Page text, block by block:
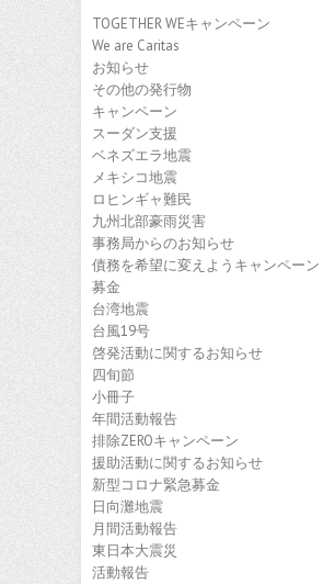
TOGETHER WEキャンペーン
We are Caritas
お知らせ
その他の発行物
キャンペーン
スーダン支援
ベネズエラ地震
メキシコ地震
ロヒンギャ難民
九州北部豪雨災害
事務局からのお知らせ
債務を希望に変えようキャンペーン
募金
台湾地震
台風19号
啓発活動に関するお知らせ
四旬節
小冊子
年間活動報告
排除ZEROキャンペーン
援助活動に関するお知らせ
新型コロナ緊急募金
日向灘地震
月間活動報告
東日本大震災
活動報告